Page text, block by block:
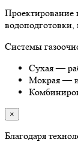
Проектирование
Системы
Сухая —
Мокрая —
×
Благодаря